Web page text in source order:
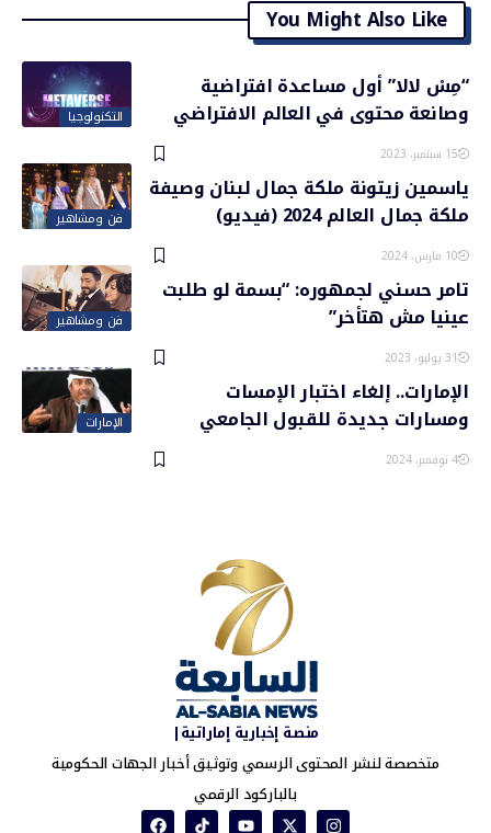
You Might Also Like
التكنولوجيا
“مِسْ لالا” أول مساعدة افتراضية
وصانعة محتوى في العالم الافتراضي
15 سبتمبر، 2023
فن ومشاهير
ياسمين زيتونة ملكة جمال لبنان وصيفة
ملكة جمال العالم 2024 (فيديو)
10 مارس، 2024
فن ومشاهير
تامر حسني لجمهوره: “بسمة لو طلبت
عينيا مش هتأخر”
31 يوليو، 2023
الإمارات
الإمارات.. إلغاء اختبار الإمسات
ومسارات جديدة للقبول الجامعي
4 نوفمبر، 2024
منصة إخبارية إماراتية|
متخصصة لنشر المحتوى الرسمي وتوثيق أخبار الجهات الحكومية
بالباركود الرقمي